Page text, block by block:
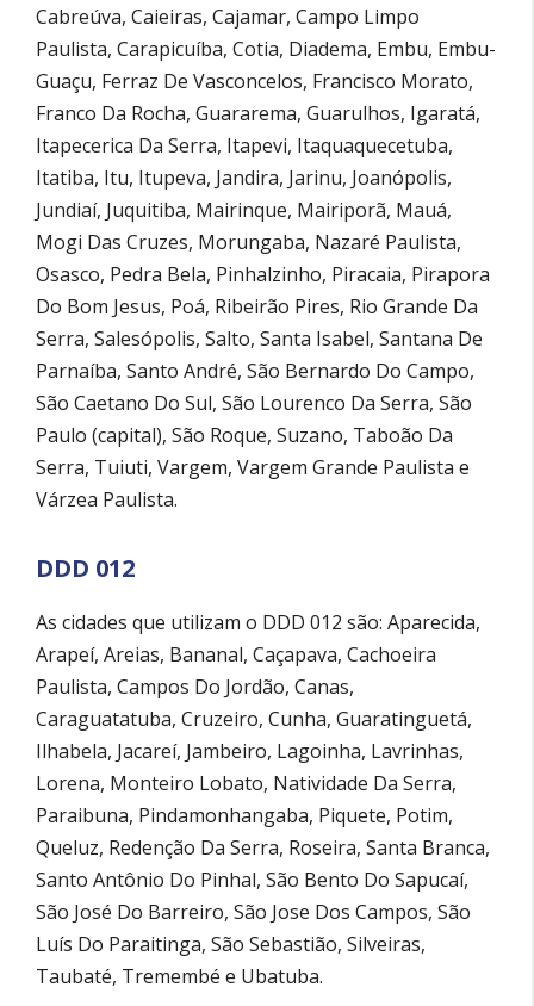
Cabreúva, Caieiras, Cajamar, Campo Limpo
Paulista, Carapicuíba, Cotia, Diadema, Embu, Embu-
Guaçu, Ferraz De Vasconcelos, Francisco Morato,
Franco Da Rocha, Guararema, Guarulhos, Igaratá,
Itapecerica Da Serra, Itapevi, Itaquaquecetuba,
Itatiba, Itu, Itupeva, Jandira, Jarinu, Joanópolis,
Jundiaí, Juquitiba, Mairinque, Mairiporã, Mauá,
Mogi Das Cruzes, Morungaba, Nazaré Paulista,
Osasco, Pedra Bela, Pinhalzinho, Piracaia, Pirapora
Do Bom Jesus, Poá, Ribeirão Pires, Rio Grande Da
Serra, Salesópolis, Salto, Santa Isabel, Santana De
Parnaíba, Santo André, São Bernardo Do Campo,
São Caetano Do Sul, São Lourenco Da Serra, São
Paulo (capital), São Roque, Suzano, Taboão Da
Serra, Tuiuti, Vargem, Vargem Grande Paulista e
Várzea Paulista.
DDD 012
As cidades que utilizam o DDD 012 são: Aparecida,
Arapeí, Areias, Bananal, Caçapava, Cachoeira
Paulista, Campos Do Jordão, Canas,
Caraguatatuba, Cruzeiro, Cunha, Guaratinguetá,
Ilhabela, Jacareí, Jambeiro, Lagoinha, Lavrinhas,
Lorena, Monteiro Lobato, Natividade Da Serra,
Paraibuna, Pindamonhangaba, Piquete, Potim,
Queluz, Redenção Da Serra, Roseira, Santa Branca,
Santo Antônio Do Pinhal, São Bento Do Sapucaí,
São José Do Barreiro, São Jose Dos Campos, São
Luís Do Paraitinga, São Sebastião, Silveiras,
Taubaté, Tremembé e Ubatuba.